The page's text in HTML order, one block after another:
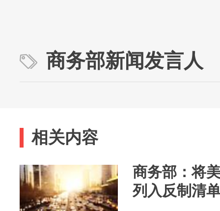
商务部新闻发言人
相关内容
商务部：将
列入反制清